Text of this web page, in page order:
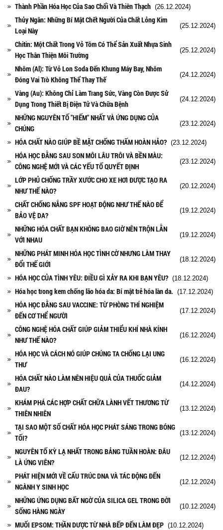
Thành Phần Hóa Học Của Sao Chổi Và Thiên Thạch (26.12.2024)
Thủy Ngân: Những Bí Mật Chết Người Của Chất Lỏng Kim
Loại Này
(25.12.2024)
Chitin: Một Chất Trong Vỏ Tôm Có Thể Sản Xuất Nhựa Sinh
Học Thân Thiện Môi Trường
(25.12.2024)
Nhôm (Al): Từ Vỏ Lon Soda Đến Khung Máy Bay, Nhôm
Đóng Vai Trò Không Thể Thay Thế
(24.12.2024)
Vàng (Au): Không Chỉ Làm Trang Sức, Vàng Còn Được Sử
Dụng Trong Thiết Bị Điện Tử Và Chữa Bệnh
(24.12.2024)
NHỮNG NGUYÊN TỐ "HIẾM" NHẤT VÀ ỨNG DỤNG CỦA
CHÚNG
(23.12.2024)
HÓA CHẤT NÀO GIÚP BỀ MẶT CHỐNG THẤM HOÀN HẢO? (23.12.2024)
HÓA HỌC ĐẰNG SAU SON MÔI LÂU TRÔI VÀ BỀN MÀU:
CÔNG NGHỆ MỚI VÀ CÁC YẾU TỐ QUYẾT ĐỊNH
(23.12.2024)
LỚP PHỦ CHỐNG TRẦY XƯỚC CHO XE HƠI ĐƯỢC TẠO RA
NHƯ THẾ NÀO?
(20.12.2024)
CHẤT CHỐNG NẮNG SPF HOẠT ĐỘNG NHƯ THẾ NÀO ĐỂ
BẢO VỆ DA?
(19.12.2024)
NHỮNG HÓA CHẤT BẠN KHÔNG BAO GIỜ NÊN TRỘN LẪN
VỚI NHAU
(19.12.2024)
NHỮNG PHÁT MINH HÓA HỌC TÌNH CỜ NHƯNG LÀM THAY
ĐỔI THẾ GIỚI
(18.12.2024)
HÓA HỌC CỦA TÌNH YÊU: ĐIỀU GÌ XẢY RA KHI BẠN YÊU? (18.12.2024)
Hóa học trong kem chống lão hóa da: Bí mật trẻ hóa làn da. (17.12.2024)
HÓA HỌC ĐẰNG SAU VACCINE: TỪ PHÒNG THÍ NGHIỆM
ĐẾN CƠ THỂ NGƯỜI
(17.12.2024)
CÔNG NGHỆ HÓA CHẤT GIÚP GIẢM THIỂU KHÍ NHÀ KÍNH
NHƯ THẾ NÀO?
(16.12.2024)
HÓA HỌC VÀ CÁCH NÓ GIÚP CHÚNG TA CHỐNG LẠI UNG
THƯ
(16.12.2024)
HÓA CHẤT NÀO LÀM NÊN HIỆU QUẢ CỦA THUỐC GIẢM
ĐAU?
(14.12.2024)
KHÁM PHÁ CÁC HỢP CHẤT CHỮA LÀNH VẾT THƯƠNG TỪ
THIÊN NHIÊN
(13.12.2024)
TẠI SAO MỘT SỐ CHẤT HÓA HỌC PHÁT SÁNG TRONG BÓNG
TỐI?
(13.12.2024)
NGUYÊN TỐ KỲ LẠ NHẤT TRONG BẢNG TUẦN HOÀN: ĐÂU
LÀ ỨNG VIÊN?
(12.12.2024)
PHÁT HIỆN MỚI VỀ CẤU TRÚC DNA VÀ TÁC ĐỘNG ĐẾN
NGÀNH Y SINH HỌC
(12.12.2024)
NHỮNG ỨNG DỤNG BẤT NGỜ CỦA SILICA GEL TRONG ĐỜI
SỐNG HÀNG NGÀY
(10.12.2024)
MUỐI EPSOM: THẦN DƯỢC TỪ NHÀ BẾP ĐẾN LÀM ĐẸP (10.12.2024)